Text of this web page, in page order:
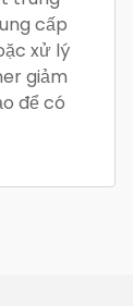
cấp
xử lý
giảm
để có